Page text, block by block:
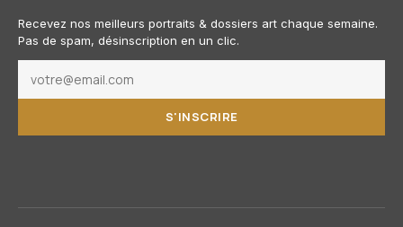
Recevez nos meilleurs portraits & dossiers art chaque semaine.
Pas de spam, désinscription en un clic.
S'INSCRIRE